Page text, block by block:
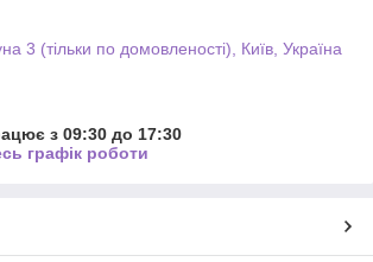
3 (тільки по домовленості), Київ, Україна
з 09:30 до 17:30
графік роботи